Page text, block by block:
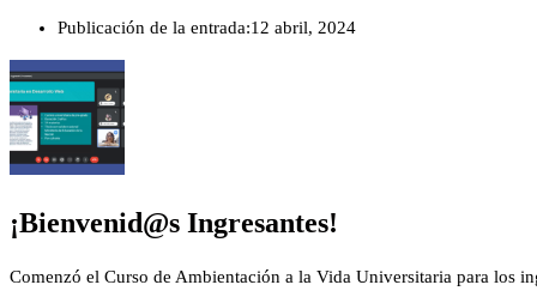
Publicación de la entrada:12 abril, 2024
¡Bienvenid@s Ingresantes!
Comenzó el Curso de Ambientación a la Vida Universitaria para los